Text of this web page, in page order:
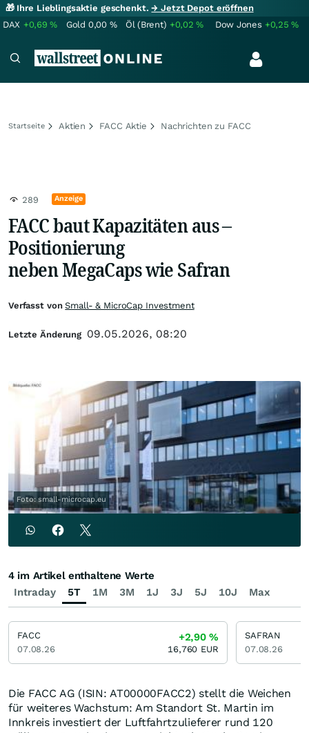
🎁 Ihre Lieblingsaktie geschenkt.→ Jetzt Depot eröffnen
DAX +0,69% Gold 0,00 % Öl (Brent) +0,02% Dow Jones +0,25%
Startseite Aktien FACC Aktie Nachrichten zu FACC
289 Anzeige
FACC baut Kapazitäten aus –
Positionierung
neben MegaCaps wie Safran
Foto: small-microcap.eu
Die FACC AG (ISIN: AT00000FACC2) stellt die Weichen
für weiteres Wachstum: Am Standort St. Martin im
Innkreis investiert der Luftfahrtzulieferer rund 120
Verfasst vonSmall- & MicroCap Investment
Letzte Änderung 09.05.2026, 08:20
Intraday 5T 1M 3M 1J 3J 5J 10J Max
4 im Artikel enthaltene Werte
FACC
07.08.26
+2,90%
16,760 EUR
SAFRAN
07.08.26